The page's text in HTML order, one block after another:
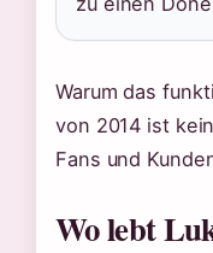
Warum das
von 2014 ist
Fans und
Wo lebt